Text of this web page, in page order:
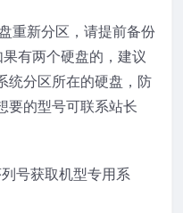
重新分区，请提前备份
有两个硬盘的，建议
统分区所在的硬盘，防
要的型号可联系站长
号获取机型专用系